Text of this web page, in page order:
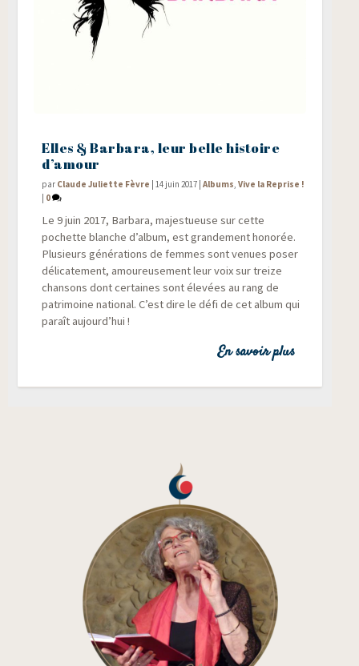
Elles & Barbara, leur belle histoire
d’amour
par Claude Juliette Fèvre | 14 juin 2017 |Albums ,Vive la Reprise !
| 0
Le 9 juin 2017, Bar­ba­ra, majes­tueuse sur cette
pochette blanche d’album, est gran­de­ment hono­rée.
Plu­sieurs géné­ra­tions de femmes sont venues poser
déli­ca­te­ment, amou­reu­se­ment leur voix sur treize
chan­sons dont cer­taines sont éle­vées au rang de
patri­moine natio­nal. C’est dire le défi de cet album qui
paraît aujourd’hui !
En savoir plus